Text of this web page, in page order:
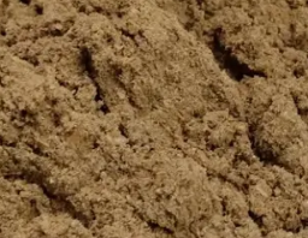
ขึ้น
จีนปรับตัวขึ้นต่อเนื่อง